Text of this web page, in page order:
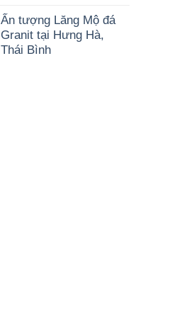
Ấn tượng Lăng Mộ đá
Granit tại Hưng Hà,
Thái Bình